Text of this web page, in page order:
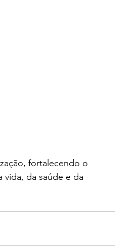
fortalecendo o
vida, da saúde e da